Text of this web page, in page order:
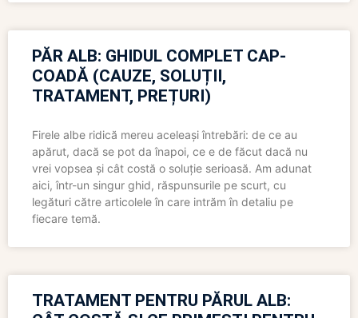
PĂR ALB: GHIDUL COMPLET CAP-
COADĂ (CAUZE, SOLUȚII,
TRATAMENT, PREȚURI)
Firele albe ridică mereu aceleași întrebări: de ce au
apărut, dacă se pot da înapoi, ce e de făcut dacă nu
vrei vopsea și cât costă o soluție serioasă. Am adunat
aici, într-un singur ghid, răspunsurile pe scurt, cu
legături către articolele în care intrăm în detaliu pe
fiecare temă.
TRATAMENT PENTRU PĂRUL ALB: